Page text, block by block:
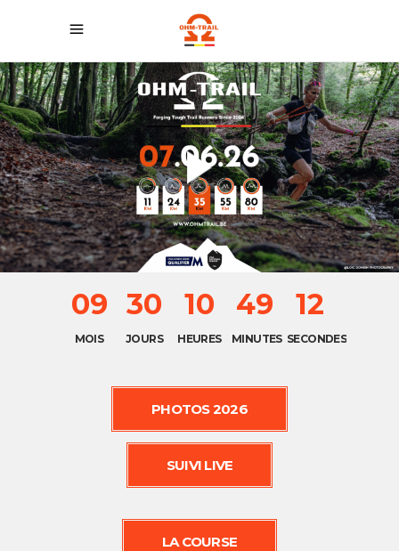
09
MOIS
30
JOURS
10
HEURES
49
MINUTES
11
SECONDES
PHOTOS 2026
SUIVI LIVE
LA COURSE